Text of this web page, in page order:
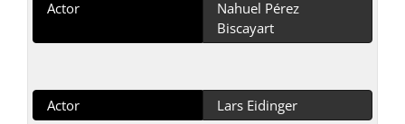
Actor
Nahuel Pérez
Biscayart
Actor Lars Eidinger